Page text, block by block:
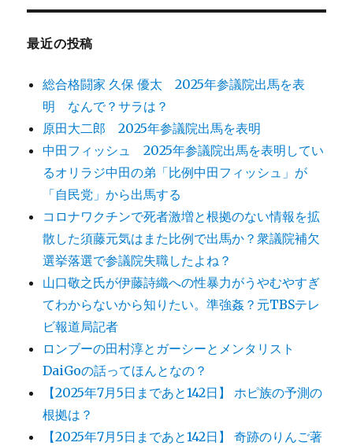
象:
最近の投稿
総合格闘家 久保 優太 2025年参議院出馬を表
明 なんで？サラは？
原田大二郎 2025年参議院出馬を表明
中田フィッシュ 2025年参議院出馬を表明してい
るオリラジ中田の弟「比例中田フィッシュ」が
「自民党」から出馬する
コロナワクチンで死者激増と根拠のない情報を拡
散した須藤元気はまた比例で出馬か？衆議院補欠
選挙落選で参議院失職したよね？
山口敬之氏が伊藤詩織への性暴力がうやむやすぎ
てわからないから知りたい。準強姦？元TBSテレ
ビ報道局記者
ロンブーの田村淳とガーシーとメンタリスト
DaiGoの話ってほんとなの？
【2025年7月5日まであと142日】 ホピ族の予測の
根拠は？
【2025年7月5日まであと142日】 奇跡のりんご著